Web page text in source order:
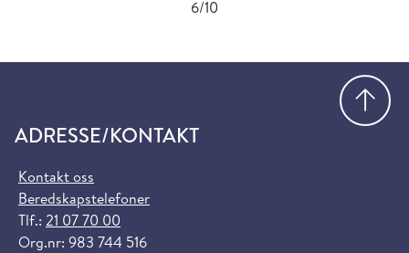
6/10
ADRESSE/KONTAKT
Kontakt oss
Beredskapstelefoner
Tlf.: 21 07 70 00
Org.nr: 983 744 516